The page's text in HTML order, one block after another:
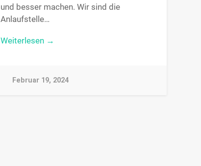
und besser machen. Wir sind die
Anlaufstelle…
Weiterlesen →
Februar 19, 2024